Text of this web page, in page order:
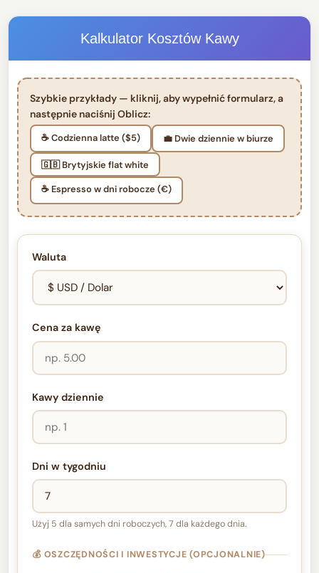
Kalkulator Kosztów Kawy
Szybkie przykłady — kliknij, aby wypełnić formularz, a
następnie naciśnij Oblicz:
☕ Codzienna latte ($5) 💼 Dwie dziennie w biurze
🇬🇧 Brytyjskie flat white
☕ Espresso w dni robocze (€)
Waluta
Cena za kawę
Kawy dziennie
Dni w tygodniu
Użyj 5 dla samych dni roboczych, 7 dla każdego dnia.
💰 OSZCZĘDNOŚCI I INWESTYCJE (OPCJONALNIE)